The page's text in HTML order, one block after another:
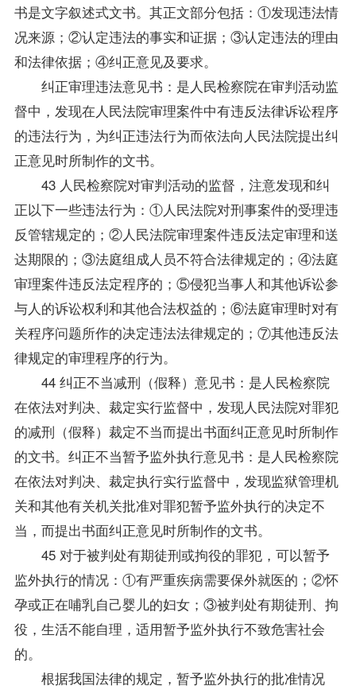
书是文字叙述式文书。其正文部分包括：①发现违法情
况来源；②认定违法的事实和证据；③认定违法的理由
和法律依据；④纠正意见及要求。
纠正审理违法意见书：是人民检察院在审判活动监
督中，发现在人民法院审理案件中有违反法律诉讼程序
的违法行为，为纠正违法行为而依法向人民法院提出纠
正意见时所制作的文书。
43 人民检察院对审判活动的监督，注意发现和纠
正以下一些违法行为：①人民法院对刑事案件的受理违
反管辖规定的；②人民法院审理案件违反法定审理和送
达期限的；③法庭组成人员不符合法律规定的；④法庭
审理案件违反法定程序的；⑤侵犯当事人和其他诉讼参
与人的诉讼权利和其他合法权益的；⑥法庭审理时对有
关程序问题所作的决定违法法律规定的；⑦其他违反法
律规定的审理程序的行为。
44 纠正不当减刑（假释）意见书：是人民检察院
在依法对判决、裁定实行监督中，发现人民法院对罪犯
的减刑（假释）裁定不当而提出书面纠正意见时所制作
的文书。纠正不当暂予监外执行意见书：是人民检察院
在依法对判决、裁定执行实行监督中，发现监狱管理机
关和其他有关机关批准对罪犯暂予监外执行的决定不
当，而提出书面纠正意见时所制作的文书。
45 对于被判处有期徒刑或拘役的罪犯，可以暂予
监外执行的情况：①有严重疾病需要保外就医的；②怀
孕或正在哺乳自己婴儿的妇女；③被判处有期徒刑、拘
役，生活不能自理，适用暂予监外执行不致危害社会
的。
根据我国法律的规定，暂予监外执行的批准情况